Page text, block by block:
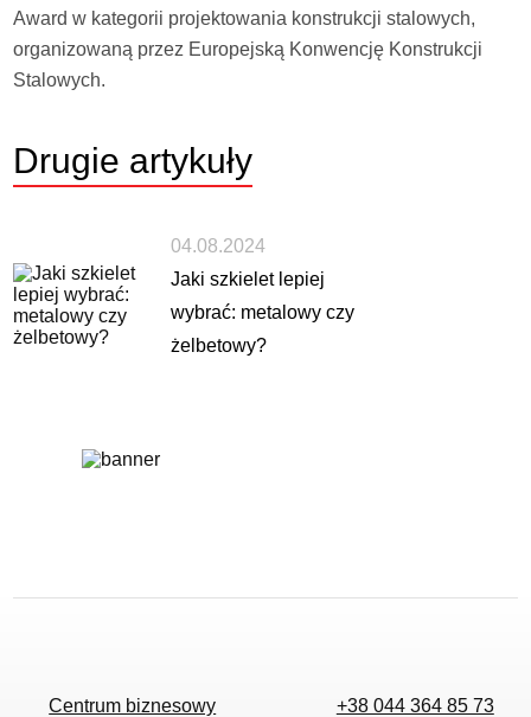
Award w kategorii projektowania konstrukcji stalowych,
organizowaną przez Europejską Konwencję Konstrukcji
Stalowych.
Drugie artykuły
04.08.2024
Jaki szkielet lepiej
wybrać: metalowy czy
żelbetowy?
Centrum biznesowy +38 044 364 85 73